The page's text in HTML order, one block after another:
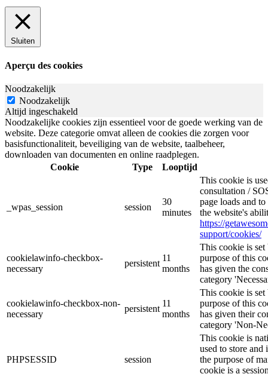
Sluiten
Aperçu des cookies
Noodzakelijk
Noodzakelijk
Altijd ingeschakeld
Noodzakelijke cookies zijn essentieel voor de goede werking van de
website. Deze categorie omvat alleen de cookies die zorgen voor
basisfunctionaliteit, beveiliging van de website, taalbeheer,
downloaden van documenten en online raadplegen.
Cookie
Type Looptijd
_wpas_session session
30
minutes
This cookie is
consultation /
page loads and
the website's
https://
support/cookies/
cookielawinfo-checkbox-
necessary
persistent
11
months
This cookie is
purpose of this
has given the
category
cookielawinfo-checkbox-non-
necessary
persistent
11
months
This cookie is
purpose of this
has given their
category 'Non-
PHPSESSID session
This cookie is
used to store
the purpose of
cookie is a